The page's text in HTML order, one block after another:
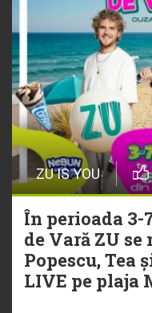
ZU IS YOU
În perioada
de Vară ZU
Popescu, Tea
LIVE pe plaja